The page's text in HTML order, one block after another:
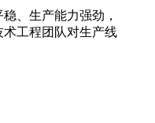
、生产能力强劲，
工程团队对生产线